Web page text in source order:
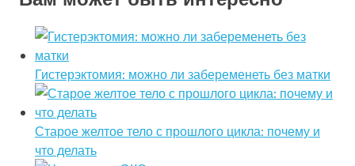
Гистерэктомия: можно ли забеременеть без матки
Старое желтое тело с прошлого цикла: почему и
что делать